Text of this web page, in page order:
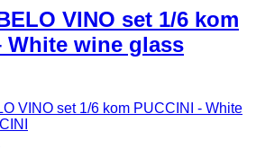
VINO set 1/6 kom
White wine glass